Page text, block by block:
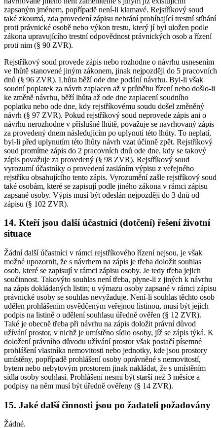
zapsaným jménem, popřípadě není-li klamavé. Rejstříkový soud
také zkoumá, zda provedení zápisu nebrání probíhající trestní stíhání
proti právnické osobě nebo výkon trestu, který jí byl uložen podle
zákona upravujícího trestní odpovědnost právnických osob a řízení
proti nim (§ 90 ZVR).
Rejstříkový soud provede zápis nebo rozhodne o návrhu usnesením
ve lhůtě stanovené jiným zákonem, jinak nejpozději do 5 pracovních
dnů (§ 96 ZVR). Lhůta běží ode dne podání návrhu. Byl-li však
soudní poplatek za návrh zaplacen až v průběhu řízení nebo došlo-li
ke změně návrhu, běží lhůta až ode dne zaplacení soudního
poplatku nebo ode dne, kdy rejstříkovému soudu došel změněný
návrh (§ 97 ZVR). Pokud rejstříkový soud neprovede zápis ani o
návrhu nerozhodne v příslušné lhůtě, považuje se navrhovaný zápis
za provedený dnem následujícím po uplynutí této lhůty. To neplatí,
byl-li před uplynutím této lhůty návrh vzat účinně zpět. Rejstříkový
soud promítne zápis do 2 pracovních dnů ode dne, kdy se takový
zápis považuje za provedený (§ 98 ZVR). Rejstříkový soud
vyrozumí účastníky o provedení zasláním výpisu z veřejného
rejstříku obsahujícího tento zápis. Vyrozumění zašle rejstříkový soud
také osobám, které se zapisují podle jiného zákona v rámci zápisu
zapsané osoby. Výpis musí být odeslán nejpozději do 3 dnů od
zápisu (§ 102 ZVR).
14. Kteří jsou další účastníci (dotčení) řešení životní
situace
Žádní další účastníci v rámci rejstříkového řízení nejsou, je však
možné upozornit, že s návrhem na zápis je třeba doložit souhlas
osob, které se zapisují v rámci zápisu osoby. Je tedy třeba jejich
součinnost. Takovýto souhlas není třeba, plyne-li z jiných k návrhu
na zápis dokládaných listin; u výmazu osoby zapsané v rámci zápisu
právnické osoby se souhlas nevyžaduje. Není-li souhlas těchto osob
udělen prohlášením osvědčeným veřejnou listinou, musí být jejich
podpis na listině o udělení souhlasu úředně ověřen (§ 12 ZVR).
Také je obecně třeba při návrhu na zápis doložit právní důvod
užívání prostor, v nichž je umístěno sídlo osoby, jíž se zápis týká. K
doložení právního důvodu užívání prostor však postačí písemné
prohlášení vlastníka nemovitosti nebo jednotky, kde jsou prostory
umístěny, popřípadě prohlášení osoby oprávněné s nemovitostí,
bytem nebo nebytovým prostorem jinak nakládat, že s umístěním
sídla osoby souhlasí. Prohlášení nesmí být starší než 3 měsíce a
podpisy na něm musí být úředně ověřeny (§ 14 ZVR).
15. Jaké další činnosti jsou po žadateli požadovány
Žádné.